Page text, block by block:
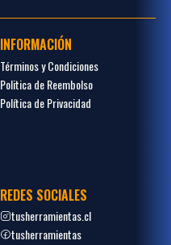
INFORMACIÓN
Términos y Condiciones
Politica de Reembolso
Política de Privacidad
REDES SOCIALES
tusherramientas.cl
tusherramientas